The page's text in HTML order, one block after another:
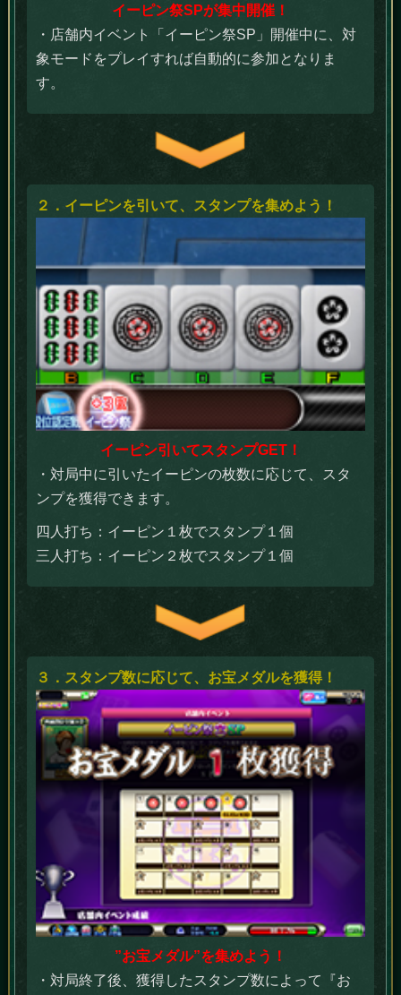
イーピン祭SPが集中開催！
・店舗内イベント「イーピン祭SP」開催中に、対
象モードをプレイすれば自動的に参加となりま
す。
２．イーピンを引いて、スタンプを集めよう！
イーピン引いてスタンプGET！
・対局中に引いたイーピンの枚数に応じて、スタ
ンプを獲得できます。
四人打ち：イーピン１枚でスタンプ１個
三人打ち：イーピン２枚でスタンプ１個
３．スタンプ数に応じて、お宝メダルを獲得！
”お宝メダル”を集めよう！
・対局終了後、獲得したスタンプ数によって『お